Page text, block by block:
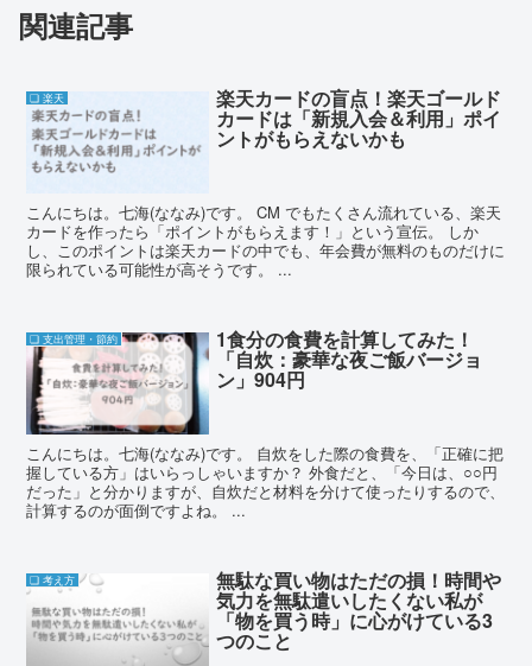
関連記事
❏ 楽天 楽天カードの盲点！楽天ゴールド
カードは「新規入会＆利用」ポイ
ントがもらえないかも
こんにちは。七海(ななみ)です。 CM でもたくさん流れている、楽天
カードを作ったら「ポイントがもらえます！」という宣伝。 しか
し、このポイントは楽天カードの中でも、年会費が無料のものだけに
限られている可能性が高そうです。 ...
❏ 支出管理・節約 1食分の食費を計算してみた！
「自炊：豪華な夜ご飯バージョ
ン」904円
こんにちは。七海(ななみ)です。 自炊をした際の食費を、「正確に把
握している方」はいらっしゃいますか？ 外食だと、「今日は、○○円
だった」と分かりますが、自炊だと材料を分けて使ったりするので、
計算するのが面倒ですよね。 ...
❏ 考え方 無駄な買い物はただの損！時間や
気力を無駄遣いしたくない私が
「物を買う時」に心がけている3
つのこと